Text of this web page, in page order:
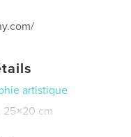
artistique
25×20 cm